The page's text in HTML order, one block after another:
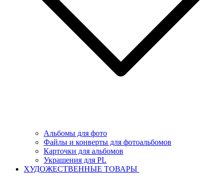
Альбомы для фото
Файлы и конверты для фотоальбомов
Карточки для альбомов
Украшения для PL
ХУДОЖЕСТВЕННЫЕ ТОВАРЫ